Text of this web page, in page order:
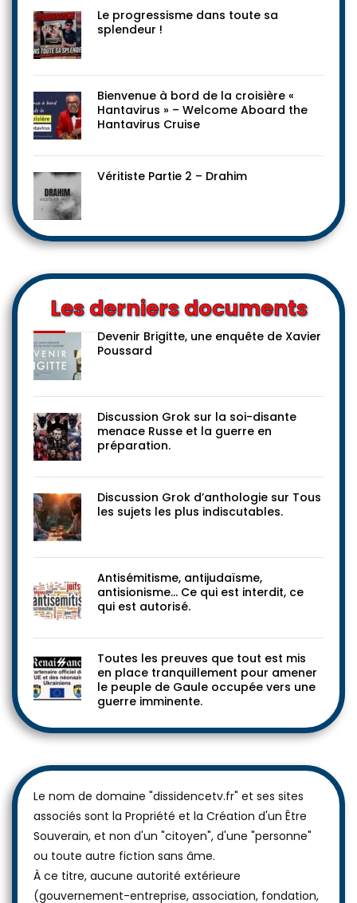
Le progressisme dans toute sa
splendeur !
Bienvenue à bord de la croisière «
Hantavirus » – Welcome Aboard the
Hantavirus Cruise
Véritiste Partie 2 – Drahim
Les derniers documents
Devenir Brigitte, une enquête de Xavier
Poussard
Discussion Grok sur la soi-disante
menace Russe et la guerre en
préparation.
Discussion Grok d’anthologie sur Tous
les sujets les plus indiscutables.
Antisémitisme, antijudaïsme,
antisionisme… Ce qui est interdit, ce
qui est autorisé.
Toutes les preuves que tout est mis
en place tranquillement pour amener
le peuple de Gaule occupée vers une
guerre imminente.
Le nom de domaine "dissidencetv.fr" et ses sites
associés sont la Propriété et la Création d'un Être
Souverain, et non d'un "citoyen", d'une "personne"
ou toute autre fiction sans âme.
À ce titre, aucune autorité extérieure
(gouvernement-entreprise, association, fondation,